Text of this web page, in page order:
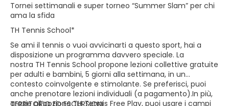
Tornei settimanali e super torneo “Summer Slam” per chi
ama la sfida
TH Tennis School*
Se ami il tennis o vuoi avvicinarti a questo sport, hai a
disposizione un programma davvero speciale. La
nostra TH Tennis School propone lezioni collettive gratuite
per adulti e bambini, 5 giorni alla settimana, in un
contesto coinvolgente e stimolante. Se preferisci, puoi
anche prenotare lezioni individuali (a pagamento).In più,
grazie all’opzione TH Tennis Free Play, puoi usare i campi
TERRITORIO ED ESCURSIONI